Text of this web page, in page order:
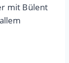
mit Bülent